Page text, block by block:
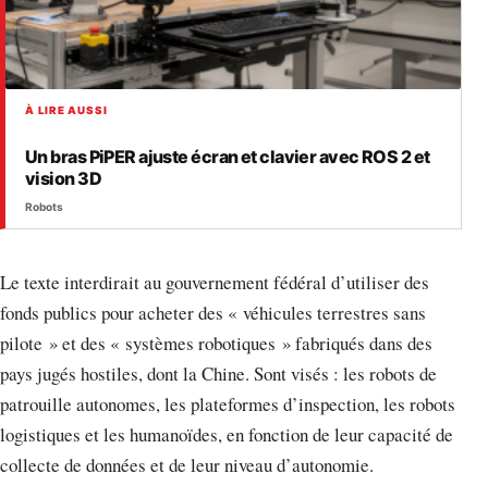
À LIRE AUSSI
Un bras PiPER ajuste écran et clavier avec ROS 2 et
vision 3D
Robots
Le texte interdirait au gouvernement fédéral d’utiliser des
fonds publics pour acheter des « véhicules terrestres sans
pilote » et des « systèmes robotiques » fabriqués dans des
pays jugés hostiles, dont la Chine. Sont visés : les robots de
patrouille autonomes, les plateformes d’inspection, les robots
logistiques et les humanoïdes, en fonction de leur capacité de
collecte de données et de leur niveau d’autonomie.